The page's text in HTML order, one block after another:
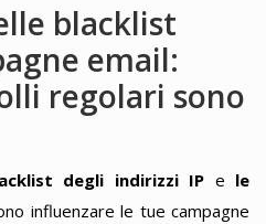
blacklist
email:
regolari sono
degli indirizzi IP e le
influenzare le tue campagne